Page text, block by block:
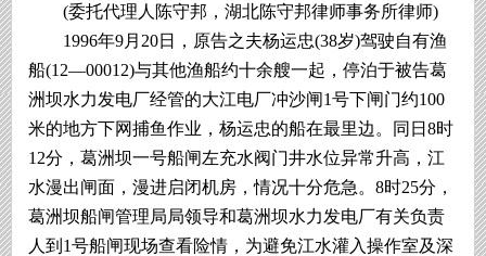
(委托代理人陈守邦，湖北陈守邦律师事务所律师)
1996年9月20日，原告之夫杨运忠(38岁)驾驶自有渔
船(12—00012)与其他渔船约十余艘一起，停泊于被告葛
洲坝水力发电厂经管的大江电厂冲沙闸1号下闸门约100
米的地方下网捕鱼作业，杨运忠的船在最里边。同日8时
12分，葛洲坝一号船闸左充水阀门井水位异常升高，江
水漫出闸面，漫进启闭机房，情况十分危急。8时25分，
葛洲坝船闸管理局局领导和葛洲坝水力发电厂有关负责
人到1号船闸现场查看险情，为避免江水灌入操作室及深